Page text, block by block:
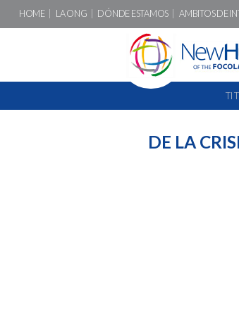
HOME LA ONG DÓNDE ESTAMOS AMBITOS DE
TI
DE LA